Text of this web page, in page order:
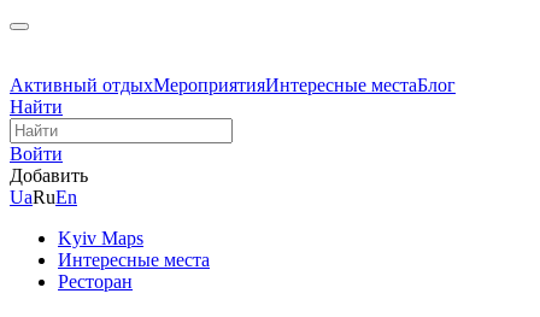
Активный отдыхМероприятияИнтересные местаБлог
Найти
Войти
Добавить
UaRuEn
Kyiv Maps
Интересные места
Ресторан